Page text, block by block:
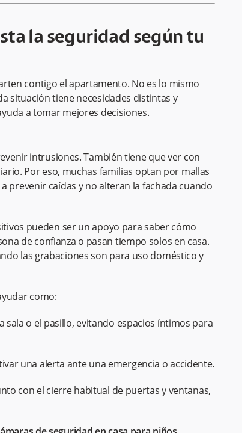
la seguridad según tu
contigo el apartamento. No es lo mismo
situación tiene necesidades distintas y
a tomar mejores decisiones.
intrusiones. También tiene que ver con
Por eso, muchas familias optan por mallas
prevenir caídas y no alteran la fachada cuando
pueden ser un apoyo para saber cómo
de confianza o pasan tiempo solos en casa.
las grabaciones son para uso doméstico y
como:
o el pasillo, evitando espacios íntimos para
una alerta ante una emergencia o accidente.
con el cierre habitual de puertas y ventanas,